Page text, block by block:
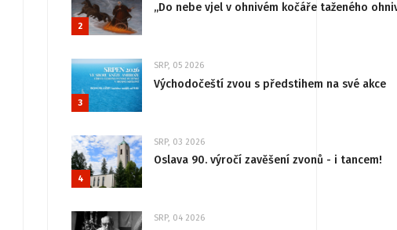
2
„Do nebe vjel v ohnivém kočáře taženého
3
SRP, 05 2026
Východočeští zvou s předstihem na své akce
4
SRP, 03 2026
Oslava 90. výročí zavěšení zvonů - i tancem!
SRP, 04 2026